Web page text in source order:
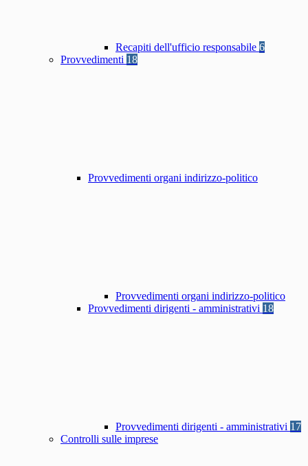
Recapiti dell'ufficio responsabile 6
Provvedimenti 18
Provvedimenti organi indirizzo-politico
Provvedimenti organi indirizzo-politico
Provvedimenti dirigenti - amministrativi 18
Provvedimenti dirigenti - amministrativi 17
Controlli sulle imprese